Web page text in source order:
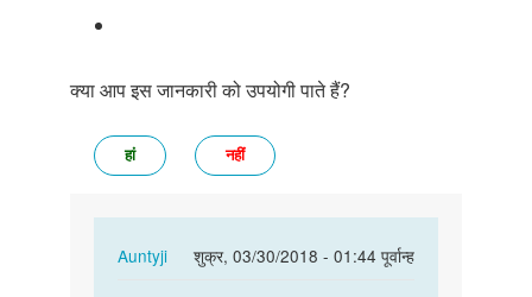
क्या आप इस जानकारी को उपयोगी पाते हैं?
हां नहीं
Auntyji
शुक्र, 03/30/2018 - 01:44 पूर्वान्ह
In